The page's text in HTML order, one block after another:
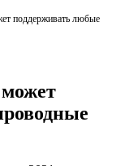
поддерживать любые